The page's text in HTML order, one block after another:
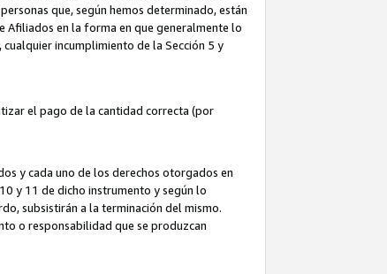
que, según hemos determinado, están
Afiliados en la forma en que generalmente lo
incumplimiento de la Sección 5 y
el pago de la cantidad correcta (por
y cada uno de los derechos otorgados en
y 11 de dicho instrumento y según lo
subsistirán a la terminación del mismo.
o responsabilidad que se produzcan